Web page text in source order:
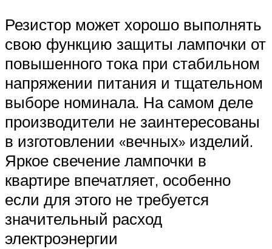
Резистор может хорошо выполнять
свою функцию защиты лампочки от
повышенного тока при стабильном
напряжении питания и тщательном
выборе номинала. На самом деле
производители не заинтересованы
в изготовлении «вечных» изделий.
Яркое свечение лампочки в
квартире впечатляет, особенно
если для этого не требуется
значительный расход
электроэнергии